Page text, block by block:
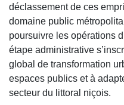
déclassement de ces
domaine public
poursuivre les opérations
étape administrative
global de transformation
espaces publics et à
secteur du littoral niçois.